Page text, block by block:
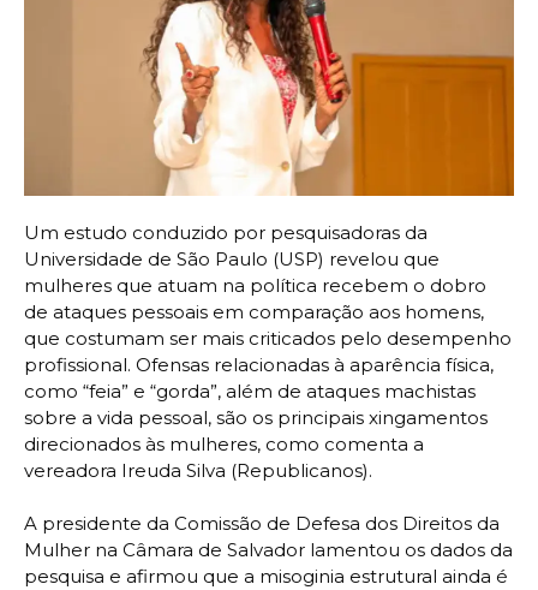
Um estudo conduzido por pesquisadoras da
Universidade de São Paulo (USP) revelou que
mulheres que atuam na política recebem o dobro
de ataques pessoais em comparação aos homens,
que costumam ser mais criticados pelo desempenho
profissional. Ofensas relacionadas à aparência física,
como “feia” e “gorda”, além de ataques machistas
sobre a vida pessoal, são os principais xingamentos
direcionados às mulheres, como comenta a
vereadora Ireuda Silva (Republicanos).
A presidente da Comissão de Defesa dos Direitos da
Mulher na Câmara de Salvador lamentou os dados da
pesquisa e afirmou que a misoginia estrutural ainda é